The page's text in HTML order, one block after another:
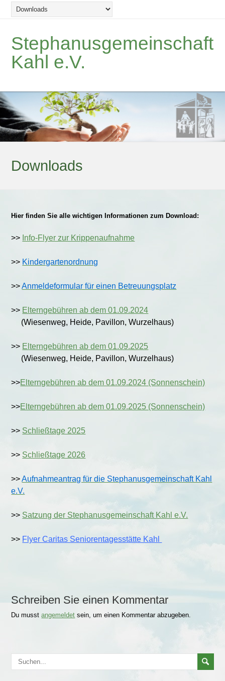
Stephanusgemeinschaft
Kahl e.V.
Downloads
Hier finden Sie alle wichtigen Informationen zum Download:
>> Info-Flyer zur Krippenaufnahme
>> Kindergartenordnung
>>Anmeldeformular für einen Betreuungsplatz
>> Elterngebühren ab dem 01.09.2024
(Wiesenweg, Heide, Pavillon, Wurzelhaus)
>> Elterngebühren ab dem 01.09.2025
(Wiesenweg, Heide, Pavillon, Wurzelhaus)
>>Elterngebühren ab dem 01.09.2024 (Sonnenschein)
>>Elterngebühren ab dem 01.09.2025 (Sonnenschein)
>> Schließtage 2025
>> Schließtage 2026
>>Aufnahmeantrag für die Stephanusgemeinschaft Kahl
e.V.
>> Satzung der Stephanusgemeinschaft Kahl e.V.
>> Flyer Caritas Seniorentagesstätte Kahl
Schreiben Sie einen Kommentar
Du musstangemeldet sein, um einen Kommentar abzugeben.